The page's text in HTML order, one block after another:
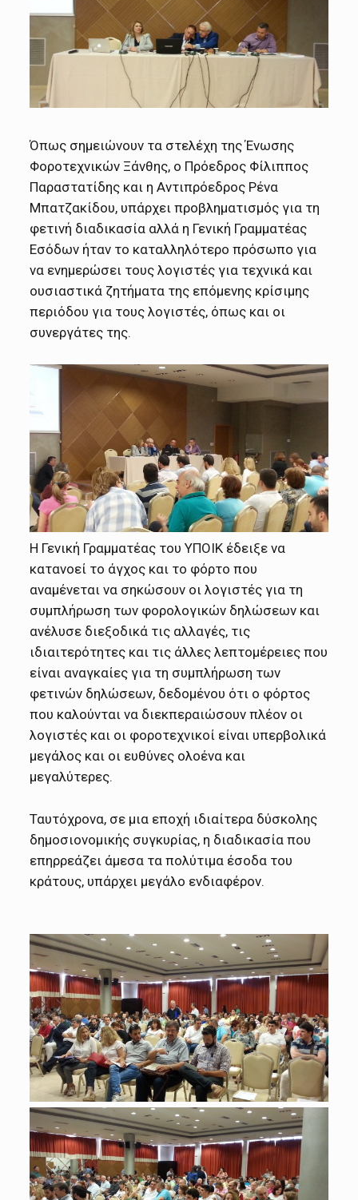
Όπως σημειώνουν τα στελέχη της Ένωσης
Φοροτεχνικών Ξάνθης, ο Πρόεδρος Φίλιππος
Παραστατίδης και η Αντιπρόεδρος Ρένα
Μπατζακίδου, υπάρχει προβληματισμός για τη
φετινή διαδικασία αλλά η Γενική Γραμματέας
Εσόδων ήταν το καταλληλότερο πρόσωπο για
να ενημερώσει τους λογιστές για τεχνικά και
ουσιαστικά ζητήματα της επόμενης κρίσιμης
περιόδου για τους λογιστές, όπως και οι
συνεργάτες της.
Η Γενική Γραμματέας του ΥΠΟΙΚ έδειξε να
κατανοεί το άγχος και το φόρτο που
αναμένεται να σηκώσουν οι λογιστές για τη
συμπλήρωση των φορολογικών δηλώσεων και
ανέλυσε διεξοδικά τις αλλαγές, τις
ιδιαιτερότητες και τις άλλες λεπτομέρειες που
είναι αναγκαίες για τη συμπλήρωση των
φετινών δηλώσεων, δεδομένου ότι ο φόρτος
που καλούνται να διεκπεραιώσουν πλέον οι
λογιστές και οι φοροτεχνικοί είναι υπερβολικά
μεγάλος και οι ευθύνες ολοένα και
μεγαλύτερες.
Ταυτόχρονα, σε μια εποχή ιδιαίτερα δύσκολης
δημοσιονομικής συγκυρίας, η διαδικασία που
επηρρεάζει άμεσα τα πολύτιμα έσοδα του
κράτους, υπάρχει μεγάλο ενδιαφέρον.